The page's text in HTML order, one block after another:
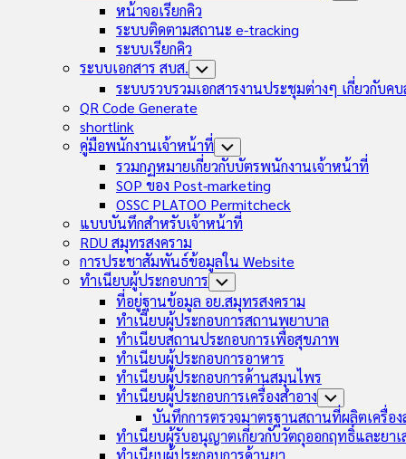
หน้าจอเรียกคิว
ระบบติดตามสถานะ e-tracking
ระบบเรียกคิว
ระบบเอกสาร สบส. Toggle
Child
Menu
ระบบรวบรวมเอกสารงานประชุมต่างๆ เกี่ยวกับค
QR Code Generate
shortlink
คู่มือพนักงานเจ้าหน้าที่ Toggle
Child
Menu
รวมกฏหมายเกี่ยวกับบัตรพนักงานเจ้าหน้าที่
SOP ของ Post-marketing
OSSC PLATOO Permitcheck
แบบบันทึกสำหรับเจ้าหน้าที่
RDU สมุทรสงคราม
การประชาสัมพันธ์ข้อมูลใน Website
ทำเนียบผู้ประกอบการ Toggle
Child
Menu
ที่อยู่ฐานข้อมูล อย.สมุทรสงคราม
ทำเนียบผู้ประกอบการสถานพยาบาล
ทำเนียบสถานประกอบการเพื่อสุขภาพ
ทำเนียบผู้ประกอบการอาหาร
ทำเนียบผู้ประกอบการด้านสมุนไพร
ทำเนียบผู้ประกอบการเครื่องสำอาง Toggle
Child
Menu
บันทึกการตรวจมาตรฐานสถานที่ผลิตเครื่อง
ทำเนียบผู้รับอนุญาตเกี่ยวกับวัตถุออกฤทธิ์และยา
ทำเนียบผู้ประกอบการด้านยา